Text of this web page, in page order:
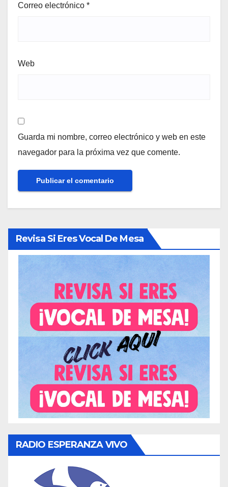
Correo electrónico *
Web
Guarda mi nombre, correo electrónico y web en este
navegador para la próxima vez que comente.
Revisa Si Eres Vocal De Mesa
RADIO ESPERANZA VIVO